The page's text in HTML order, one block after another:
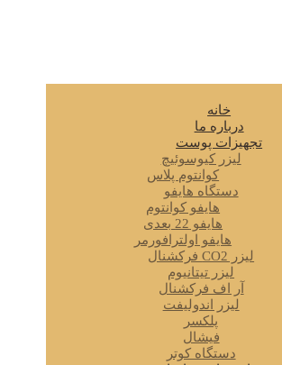
خانه
درباره ما
تجهیزات پوست
لیزر کیوسوئیچ
کوانتوم پلاس
دستگاه هایفو
هایفو کوانتوم
هایفو 22 بعدی
هایفو اولترافورمر
لیزر CO2 فرکشنال
لیزر تیتانیوم
آر اف فرکشنال
لیزر اندولیفت
پلکسر
فیشال
دستگاه کوتر